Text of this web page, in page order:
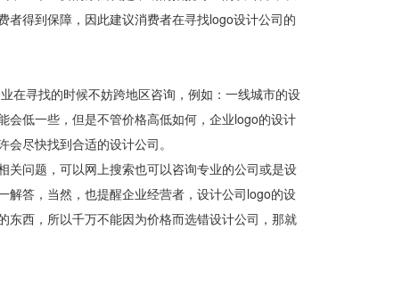
得到保障，因此建议消费者在寻找logo设计公司的
在寻找的时候不妨跨地区咨询，例如：一线城市的设
会低一些，但是不管价格高低如何，企业logo的设计
尽快找到合适的设计公司。
关问题，可以网上搜索也可以咨询专业的公司或是设
解答，当然，也提醒企业经营者，设计公司logo的设
西，所以千万不能因为价格而选错设计公司，那就